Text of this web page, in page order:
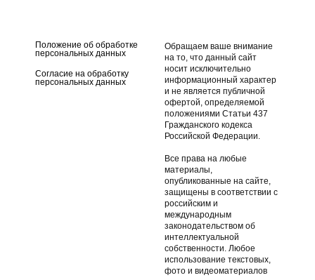
Положение об обработке
персональных данных
Согласие на обработку
персональных данных
Обращаем ваше внимание
на то, что данный сайт
носит исключительно
информационный характер
и не является публичной
офертой, определяемой
положениями Статьи 437
Гражданского кодекса
Российской Федерации.
Все права на любые
материалы,
опубликованные на сайте,
защищены в соответствии с
российским и
международным
законодательством об
интеллектуальной
собственности. Любое
использование текстовых,
фото и видеоматериалов